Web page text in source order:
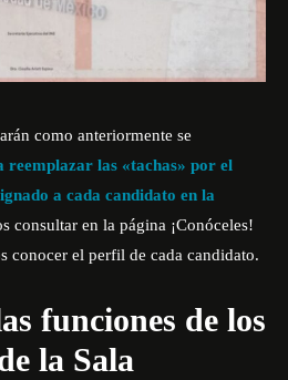
como anteriormente se
reemplazar las «tachas» por el
a cada candidato en la
consultar en la página ¡Conóceles!
conocer el perfil de cada candidato.
funciones de los
la Sala